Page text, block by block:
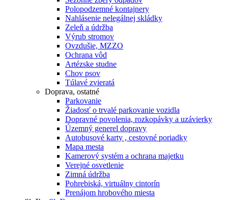
Polopodzemné kontajnery
Nahlásenie nelegálnej skládky
Zeleň a údržba
Výrub stromov
Ovzdušie, MZZO
Ochrana vôd
Artézske studne
Chov psov
Túlavé zvieratá
Doprava, ostatné
Parkovanie
Žiadosť o trvalé parkovanie vozidla
Dopravné povolenia, rozkopávky a uzávierky
Územný generel dopravy
Autobusové karty , cestovné poriadky
Mapa mesta
Kamerový systém a ochrana majetku
Verejné osvetlenie
Zimná údržba
Pohrebiská, virtuálny cintorín
Prenájom hrobového miesta